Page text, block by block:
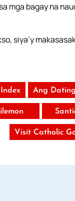
mga bagay na
siya’y
Ang
Visit Catholic